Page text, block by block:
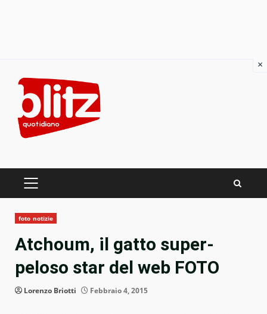
content
PRIMARY
foto notizie
Atchoum, il gatto super-
peloso star del web FOTO
Lorenzo Briotti Febbraio 4, 2015
×